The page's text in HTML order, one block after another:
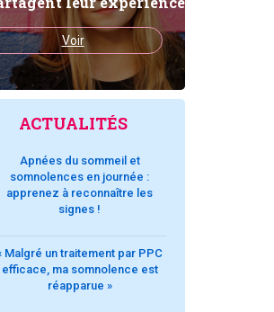
Voir
ACTUALITÉS
Apnées du sommeil et
somnolences en journée :
apprenez à reconnaître les
signes !
Malgré un traitement par PPC
efficace, ma somnolence est
réapparue »